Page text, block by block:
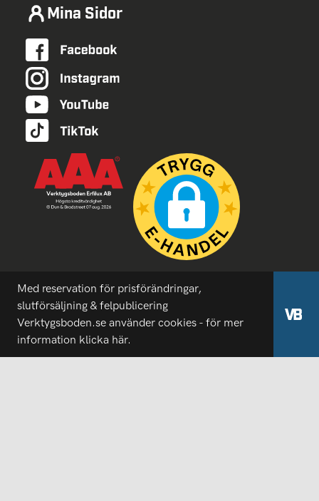
Mina Sidor
Med reservation för prisförändringar,
slutförsäljning & felpublicering
Verktygsboden.se använder cookies - för mer
information klicka här.